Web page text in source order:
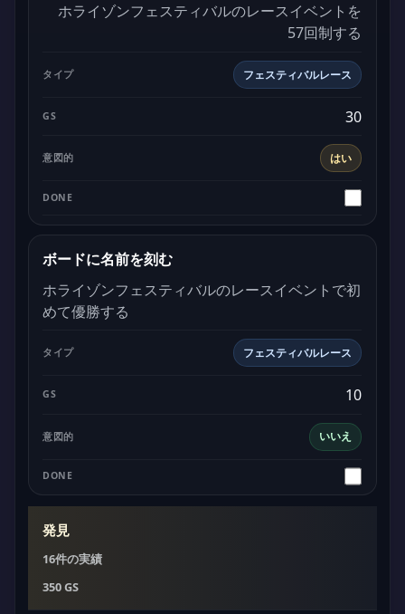
ホライゾンフェスティバルのレースイベントを
57回制する
フェスティバルレース
はい
30
ボードに名前を刻む
ホライゾンフェスティバルのレースイベントで初
めて優勝する
フェスティバルレース
いいえ
10
発見
16件の実績
350 GS